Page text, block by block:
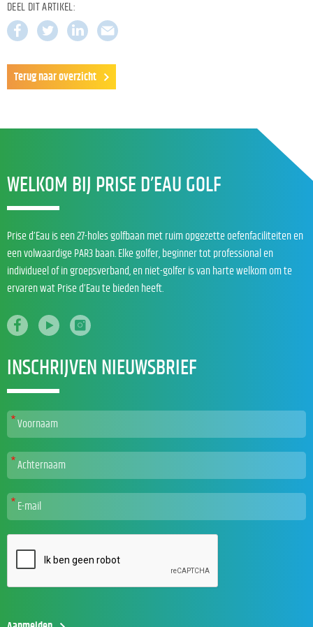
DEEL DIT ARTIKEL:
Terug naar overzicht
WELKOM BIJ PRISE D’EAU GOLF
Prise d’Eau is een 27-holes golfbaan met ruim opgezette oefenfaciliteiten en
een volwaardige PAR3 baan. Elke golfer, beginner tot professional en
individueel of in groepsverband, en niet-golfer is van harte welkom om te
ervaren wat Prise d’Eau te bieden heeft.
INSCHRIJVEN NIEUWSBRIEF